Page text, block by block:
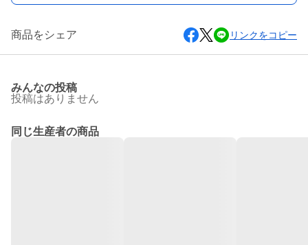
商品をシェア リンクをコピー
みんなの投稿
投稿はありません
同じ生産者の商品